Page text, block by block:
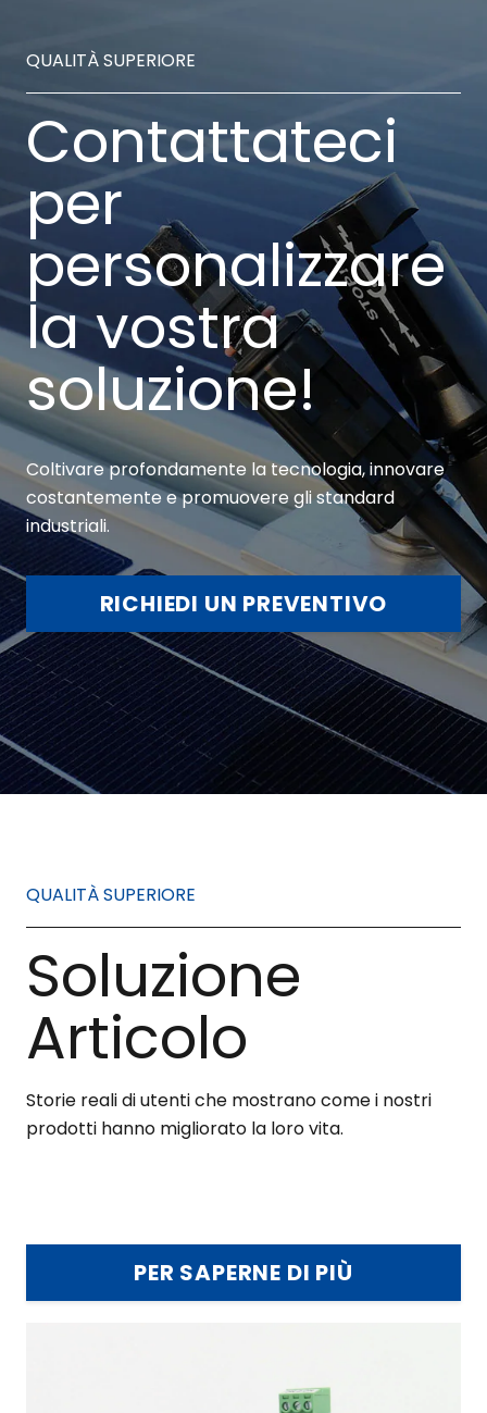
QUALITÀ SUPERIORE
Contattateci
per
personalizzare
la vostra
soluzione!
Coltivare profondamente la tecnologia, innovare
costantemente e promuovere gli standard
industriali.
RICHIEDI UN PREVENTIVO
QUALITÀ SUPERIORE
Soluzione
Articolo
Storie reali di utenti che mostrano come i nostri
prodotti hanno migliorato la loro vita.
PER SAPERNE DI PIÙ